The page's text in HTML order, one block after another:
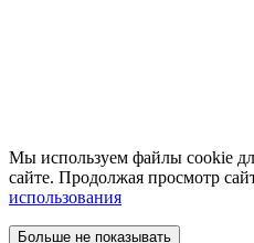
Мы используем файлы cookie
сайте. Продолжая просмотр
использования
Больше не показывать